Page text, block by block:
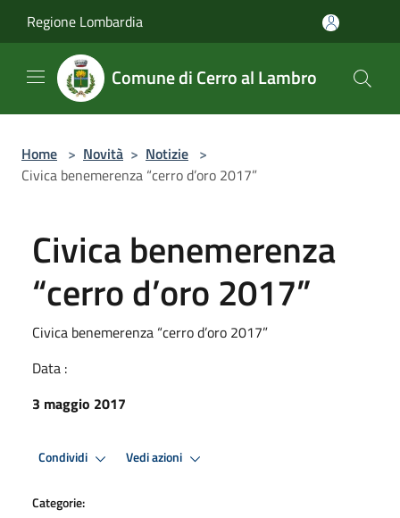
Regione Lombardia
Comune di Cerro al Lambro
Home > Novità > Notizie >
Civica benemerenza “cerro d’oro 2017”
Civica benemerenza
“cerro d’oro 2017”
Civica benemerenza “cerro d’oro 2017”
Data :
3 maggio 2017
Condividi Vedi azioni
Categorie: